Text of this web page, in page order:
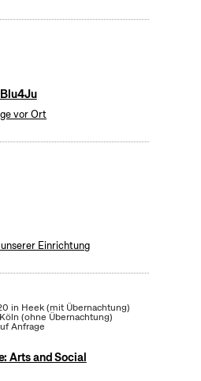
vor Ort
Einrichtung
in Heek (mit Übernachtung)
(ohne Übernachtung)
Anfrage
Arts and Social